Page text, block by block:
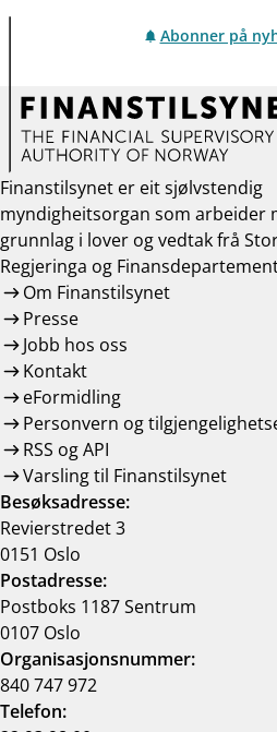
Abonner på
Finanstilsynet er eit sjølvstendig
myndigheitsorgan som arbeider
grunnlag i lover og vedtak frå
Regjeringa og
Om Finanstilsynet
Presse
Jobb hos oss
Kontakt
eFormidling
Personvern og
RSS og API
Varsling til Finanstilsynet
Besøksadresse:
Revierstredet 3
0151 Oslo
Postadresse:
Postboks 1187 Sentrum
0107 Oslo
Organisasjonsnummer:
840 747 972
Telefon: